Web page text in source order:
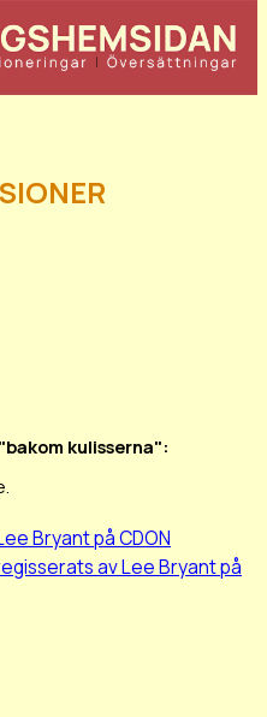
kulisserna":
Bryant på CDON
av Lee Bryant på